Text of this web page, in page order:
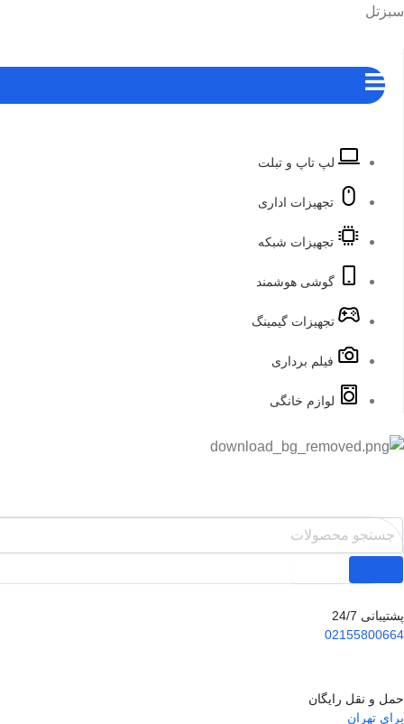
پرش
سبزتل
لپ تاپ و تبلت
تجهیزات اداری
تجهیزات شبکه
گوشی هوشمند
تجهیزات گیمینگ
فیلم برداری
لوازم خانگی
پشتیبانی 24/7
02155800664
حمل و نقل رایگان
برای تهران
فهرست